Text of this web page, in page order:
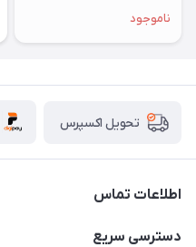
ناموجود
تحویل اکسپرس
اطلاعات تماس
07154503736-09120986090
دسترسی سریع